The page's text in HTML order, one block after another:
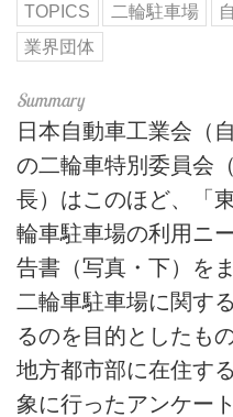
TOPICS 二輪駐車場
業界団体
日本自動車工業会（
の二輪車特別委員会
長）はこのほど、「
輪車駐車場の利用ニ
告書（写真・下）を
二輪車駐車場に関す
るのを目的としたも
地方都市部に在住す
象に行ったアンケー